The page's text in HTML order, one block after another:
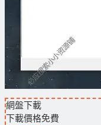
網盤下載
下載價格免費